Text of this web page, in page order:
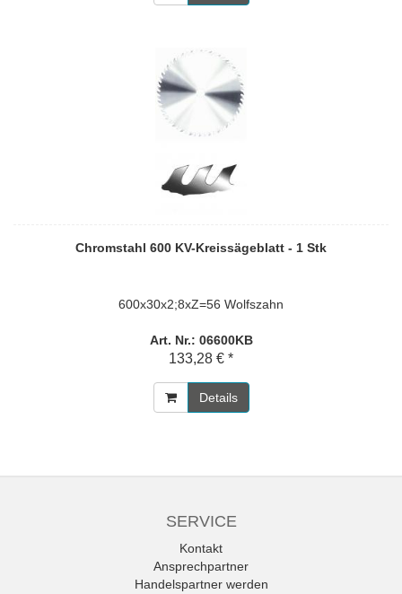
Chromstahl 600 KV-Kreissägeblatt - 1 Stk
600x30x2;8xZ=56 Wolfszahn
Art. Nr.: 06600KB
133,28 € *
Details
SERVICE
Kontakt
Ansprechpartner
Handelspartner werden